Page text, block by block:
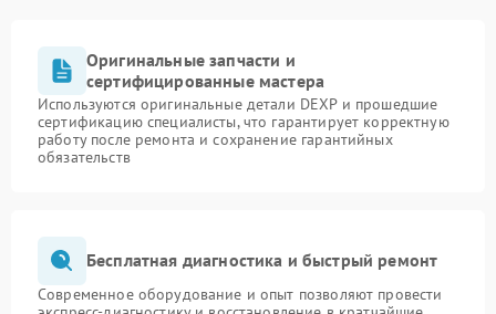
Оригинальные запчасти и
сертифицированные мастера
Используются оригинальные детали DEXP и прошедшие
сертификацию специалисты, что гарантирует корректную
работу после ремонта и сохранение гарантийных
обязательств
Бесплатная диагностика и быстрый ремонт
Современное оборудование и опыт позволяют провести